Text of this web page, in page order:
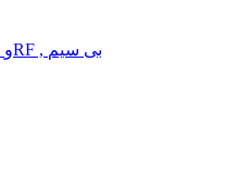
ریموت کنترل , محصول GSM وRF , بی سیم